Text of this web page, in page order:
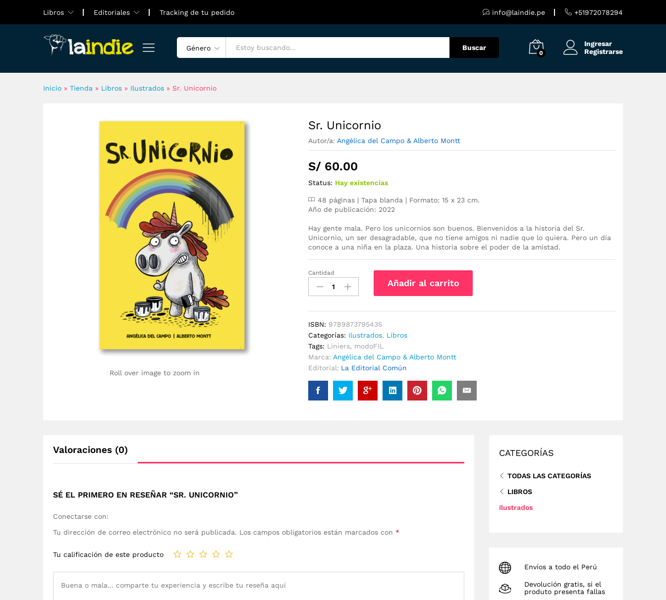
Libros Editoriales Tracking de tu pedido info@laindie.pe +51972078294
Género Buscar
0
Ingresar
Registrarse
Inicio » Tienda » Libros » Ilustrados » Sr. Unicornio
Roll over image to zoom in
Sr. Unicornio
Autor/a: Angélica del Campo & Alberto Montt
S/ 60.00
Status: Hay existencias
48 páginas | Tapa blanda | Formato: 15 x 23 cm.
Año de publicación: 2022
Hay gente mala. Pero los unicornios son buenos. Bienvenidos a la historia del Sr.
Unicornio, un ser desagradable, que no tiene amigos ni nadie que lo quiera. Pero un día
conoce a una niña en la plaza. Una historia sobre el poder de la amistad.
Sr.
Unicornio
cantidad
Cantidad
Añadir al carrito
ISBN: 9789873795435
Categorías: Ilustrados, Libros
Tags: Liniers, modoFIL
Marca: Angélica del Campo & Alberto Montt
Editorial: La Editorial Común
Valoraciones (0)
SÉ EL PRIMERO EN RESEÑAR “SR. UNICORNIO”
Conectarse con:
Tu dirección de correo electrónico no será publicada. Los campos obligatorios están marcados con *
Tu calificación de este producto
CATEGORÍAS
TODAS LAS CATEGORÍAS
LIBROS
Ilustrados
Envíos a todo el Perú
Devolución gratis, si el
produto presenta fallas
Valoraciones (0)
S/60.00 Añadir al carrito